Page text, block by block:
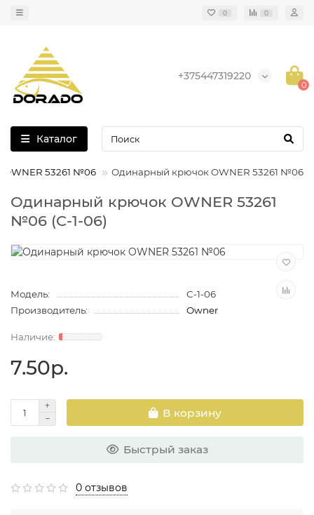
0 0
+375447319220
0
Каталог
53261 №06 Одинарный крючок OWNER 53261 №06
Одинарный крючок OWNER 53261
№06 (C-1-06)
Модель:
C-1-06
Производитель:
Owner
7.50р.
В корзину
Быстрый заказ
0 отзывов